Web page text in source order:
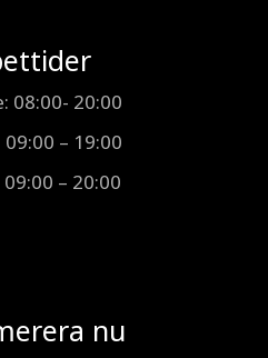
08:00- 20:00
– 19:00
– 20:00
nu